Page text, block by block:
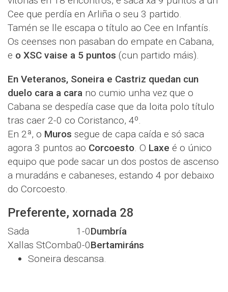
Cee que perdía en Arliña o seu 3 partido.
Tamén se lle escapa o título ao Cee en Infantís.
Os ceenses non pasaban do empate en Cabana,
e o XSC vaise a 5 puntos (cun partido máis).
En Veteranos, Soneira e Castriz quedan cun
duelo cara a cara no cumio unha vez que o
Cabana se despedía case que da loita polo título
tras caer 2-0 co Coristanco, 4º.
En 2ª, o Muros segue de capa caída e só saca
agora 3 puntos ao Corcoesto. O Laxe é o único
equipo que pode sacar un dos postos de ascenso
a muradáns e cabaneses, estando 4 por debaixo
do Corcoesto.
Preferente, xornada 28
Sada 1-0Dumbría
Xallas StComba0-0Bertamiráns
Soneira descansa.